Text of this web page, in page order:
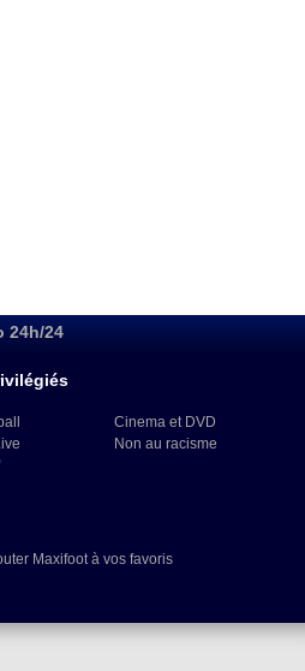
24h/24
Cinema et DVD
Non au racisme
Maxifoot à vos favoris